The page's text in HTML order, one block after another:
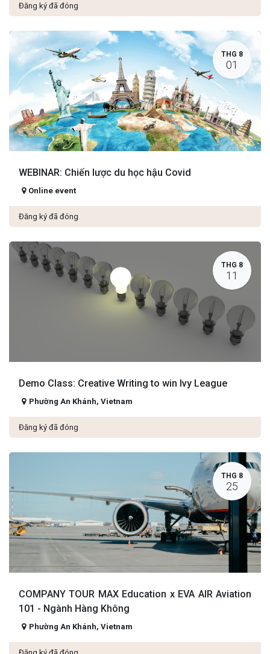
Đăng ký đã đóng
THG 8
01
WEBINAR: Chiến lược du học hậu Covid
Online event
Đăng ký đã đóng
THG 8
11
Demo Class: Creative Writing to win Ivy League
Phường An Khánh, Vietnam
Đăng ký đã đóng
THG 8
25
COMPANY TOUR MAX Education x EVA AIR Aviation
101 - Ngành Hàng Không
Phường An Khánh, Vietnam